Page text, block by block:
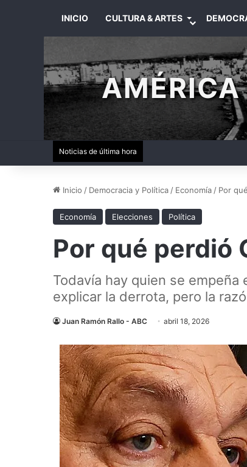
INICIO CULTURA & ARTES
AMÉRICA
Noticias de última hora
Inicio / Democracia y Política / Economía / Por
Economía Elecciones Política
Por qué perdió
Todavía hay quien se
explicar la derrota, pero la
Juan Ramón Rallo - ABC abril 18, 2026